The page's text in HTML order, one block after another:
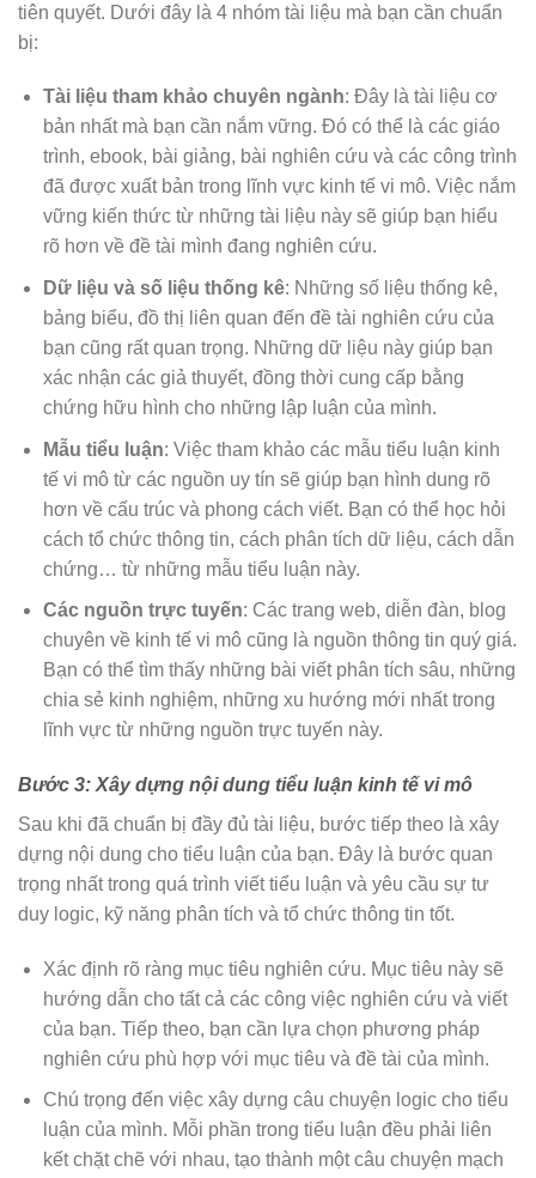
tiên quyết. Dưới đây là 4 nhóm tài liệu mà bạn cần chuẩn
bị:
Tài liệu tham khảo chuyên ngành: Đây là tài liệu cơ
bản nhất mà bạn cần nắm vững. Đó có thể là các giáo
trình, ebook, bài giảng, bài nghiên cứu và các công trình
đã được xuất bản trong lĩnh vực kinh tế vi mô. Việc nắm
vững kiến thức từ những tài liệu này sẽ giúp bạn hiểu
rõ hơn về đề tài mình đang nghiên cứu.
Dữ liệu và số liệu thống kê: Những số liệu thống kê,
bảng biểu, đồ thị liên quan đến đề tài nghiên cứu của
bạn cũng rất quan trọng. Những dữ liệu này giúp bạn
xác nhận các giả thuyết, đồng thời cung cấp bằng
chứng hữu hình cho những lập luận của mình.
Mẫu tiểu luận: Việc tham khảo các mẫu tiểu luận kinh
tế vi mô từ các nguồn uy tín sẽ giúp bạn hình dung rõ
hơn về cấu trúc và phong cách viết. Bạn có thể học hỏi
cách tổ chức thông tin, cách phân tích dữ liệu, cách dẫn
chứng… từ những mẫu tiểu luận này.
Các nguồn trực tuyến: Các trang web, diễn đàn, blog
chuyên về kinh tế vi mô cũng là nguồn thông tin quý giá.
Bạn có thể tìm thấy những bài viết phân tích sâu, những
chia sẻ kinh nghiệm, những xu hướng mới nhất trong
lĩnh vực từ những nguồn trực tuyến này.
Bước 3: Xây dựng nội dung tiểu luận kinh tế vi mô
Sau khi đã chuẩn bị đầy đủ tài liệu, bước tiếp theo là xây
dựng nội dung cho tiểu luận của bạn. Đây là bước quan
trọng nhất trong quá trình viết tiểu luận và yêu cầu sự tư
duy logic, kỹ năng phân tích và tổ chức thông tin tốt.
Xác định rõ ràng mục tiêu nghiên cứu. Mục tiêu này sẽ
hướng dẫn cho tất cả các công việc nghiên cứu và viết
của bạn. Tiếp theo, bạn cần lựa chọn phương pháp
nghiên cứu phù hợp với mục tiêu và đề tài của mình.
Chú trọng đến việc xây dựng câu chuyện logic cho tiểu
luận của mình. Mỗi phần trong tiểu luận đều phải liên
kết chặt chẽ với nhau, tạo thành một câu chuyện mạch